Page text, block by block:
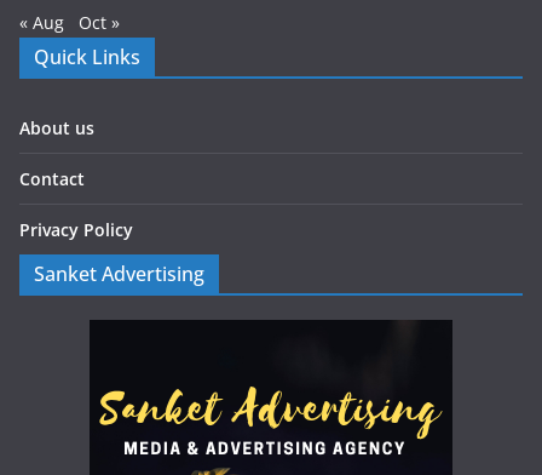
« Aug Oct »
Quick Links
About us
Contact
Privacy Policy
Sanket Advertising